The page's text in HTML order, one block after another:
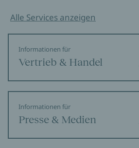
Alle Services anzeigen
Informationen für
Vertrieb & Handel
Informationen für
Presse & Medien